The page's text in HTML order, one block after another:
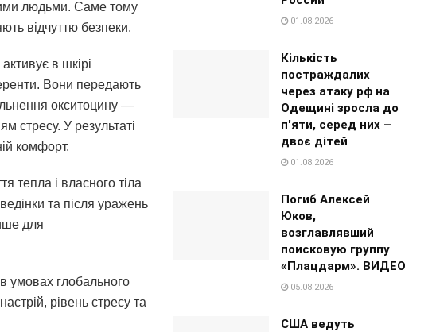
людьми. Саме тому
відчуттю безпеки.
в шкірі
Вони передають
окситоцину —
стресу. У результаті
комфорт.
тепла і власного тіла
та після уражень
для
в умовах глобального
рівень стресу та
01.08.2026
Кількість
постраждалих
через атаку рф на
Одещині зросла до
п'яти, серед них –
двоє дітей
01.08.2026
Погиб Алексей
Юков,
возглавлявший
поисковую группу
«Плацдарм». ВИДЕО
05.08.2026
США ведуть